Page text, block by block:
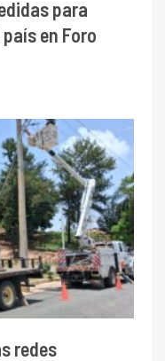
para
en Foro
redes